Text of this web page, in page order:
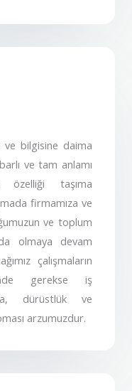
ve bilgisine daima
ve tam anlamı
taşıma
firmamıza ve
ve toplum
olmaya devam
çalışmaların
gerekse iş
dürüstlük ve
arzumuzdur.